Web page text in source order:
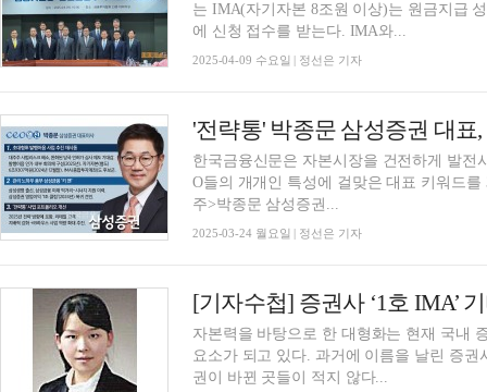
는 IMA(자기자본 8조원 이상)는 원금지급
에 신청 접수를 받는다. IMA와...
2025-04-09 수요일 | 정선은 기자
한국금융신문은 자본시장을 건전하게 발전
O들의 개개인 특성에 걸맞은 대표 키워드를 3
주>박종문 삼성증권...
2025-03-24 월요일 | 정선은 기자
[기자수첩] 증권사 ‘1호 IMA’
자본력을 바탕으로 한 대형화는 현재 국내
요소가 되고 있다. 과거에 이름을 날린 증
권이 바뀐 곳들이 적지 않다...